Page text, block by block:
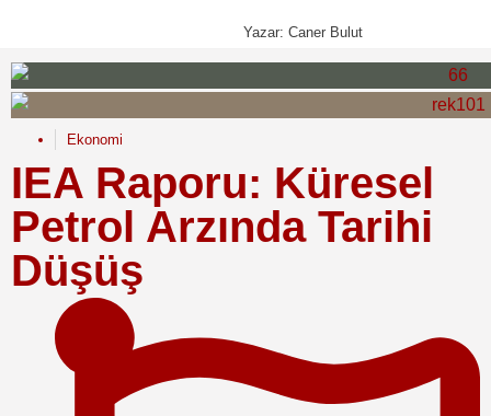
Yazar: Caner Bulut
Ekonomi
IEA Raporu: Küresel
Petrol Arzında Tarihi
Düşüş